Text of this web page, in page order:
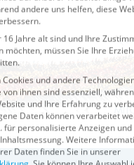
und andere
von ihnen sind essenziell,
und Ihre Erfahrung zu
Daten können verarbeitet
für personalisierte Anzeigen
Daten finden Sie in unserer
.Sie können Ihre Auswahl
oder anpassen.
Liste der Service-
Medien